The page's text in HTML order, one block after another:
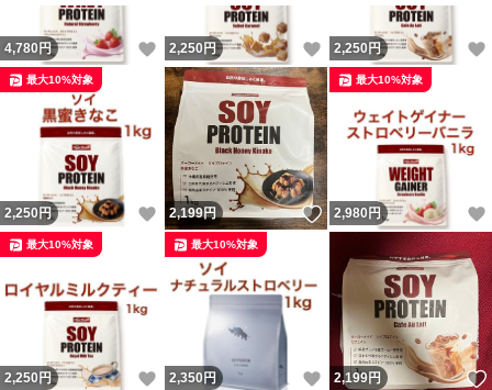
4,780 円 いいね！
2,250 円 いいね！
2,250 円
2,250 円 いいね！
最大10%対象
2,199円 いいね！
2,980 円
最大10%対象
2,250 円 いいね！
最大10%対象
2,350 円 いいね！
最大10%対象
2,199円